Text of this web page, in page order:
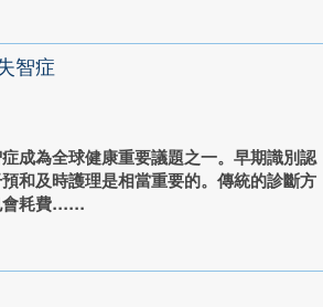
智症
成為全球健康重要議題之一。早期識別認
和及時護理是相當重要的。傳統的診斷方
耗費...